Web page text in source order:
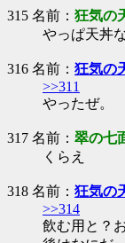
315 名前： 狂気の
やっぱ天丼
316 名前： 狂気の
>>311
やったぜ。
317 名前： 翠の七
くらえ
318 名前： 狂気の
>>314
飲む用と？